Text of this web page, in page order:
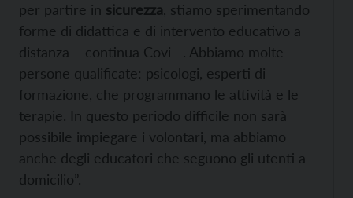
per partire in sicurezza, stiamo sperimentando
forme di didattica e di intervento educativo a
distanza – continua Covi –. Abbiamo molte
persone qualificate: psicologi, esperti di
formazione, che programmano le attività e le
terapie. In questo periodo difficile non sarà
possibile impiegare i volontari, ma abbiamo
anche degli educatori che seguono gli utenti a
domicilio”.